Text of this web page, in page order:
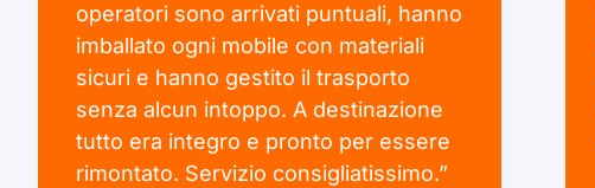
operatori sono arrivati puntuali, hanno
imballato ogni mobile con materiali
sicuri e hanno gestito il trasporto
senza alcun intoppo. A destinazione
tutto era integro e pronto per essere
rimontato. Servizio consigliatissimo.”